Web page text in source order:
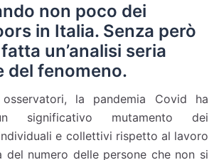
non poco dei
in Italia. Senza però
un’analisi seria
del fenomeno.
la pandemia Covid ha
significativo mutamento dei
e collettivi rispetto al lavoro
del numero delle persone che non si